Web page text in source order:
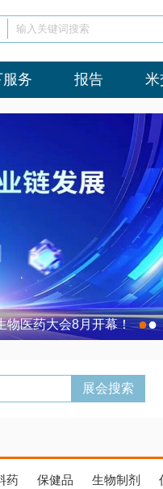
输入关键词搜索
务 报告 米
物医药大会8月开幕！ ●●
药 保健品 生物制剂